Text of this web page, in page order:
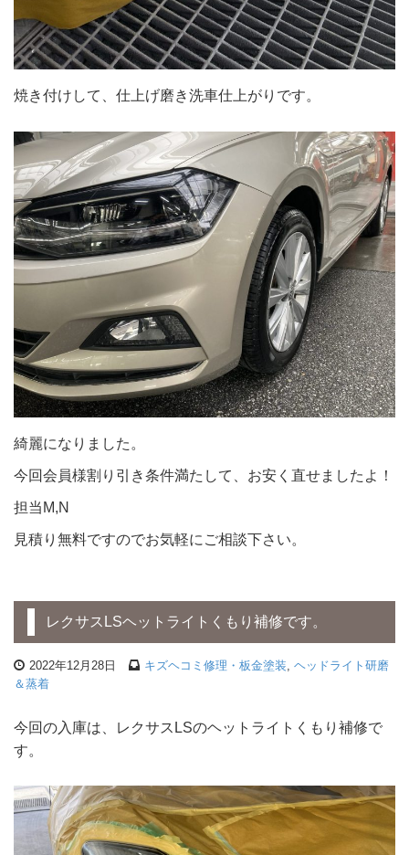
焼き付けして、仕上げ磨き洗車仕上がりです。
綺麗になりました。
今回会員様割り引き条件満たして、お安く直せましたよ！
担当M,N
見積り無料ですのでお気軽にご相談下さい。
レクサスLSヘットライトくもり補修です。
2022年12月28日 キズヘコミ修理・板金塗装, ヘッドライト研磨
＆蒸着
今回の入庫は、レクサスLSのヘットライトくもり補修で
す。